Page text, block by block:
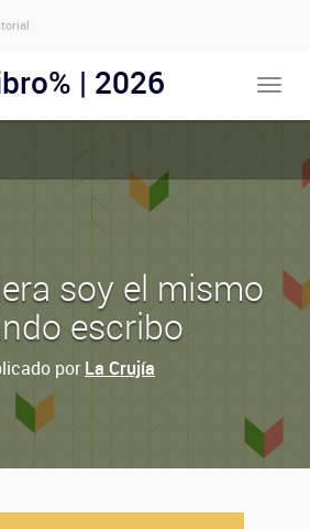
Toggle
| 2026
soy el mismo
escribo
porLa Crujía